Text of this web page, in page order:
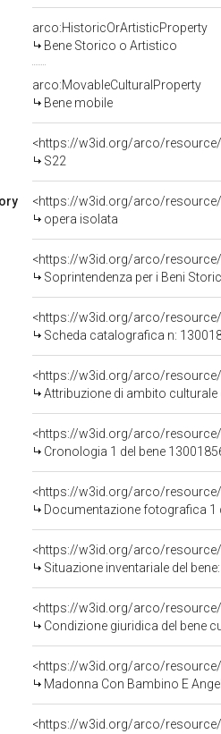
arco:HistoricOrArtisticProperty
Bene Storico o Artistico
arco:MovableCulturalProperty
Bene mobile
<https://w3id.org/arco/
S22
<https://w3id.org/arco/
opera isolata
<https://w3id.org/arco/
Soprintendenza per i Beni
<https://w3id.org/arco/
Scheda catalografica n:
<https://w3id.org/arco/
Attribuzione di ambito culturale
<https://w3id.org/arco/
Cronologia 1 del bene
<https://w3id.org/arco/
Documentazione fotografica 1
<https://w3id.org/arco/
Situazione inventariale del
<https://w3id.org/arco/
Condizione giuridica del bene
<https://w3id.org/arco/
Madonna Con Bambino E
<https://w3id.org/arco/